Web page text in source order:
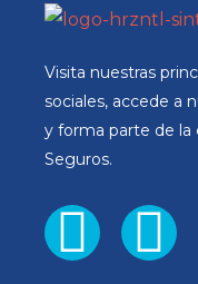
Visita nuestras
sociales, accede a
y forma parte de la
Seguros.